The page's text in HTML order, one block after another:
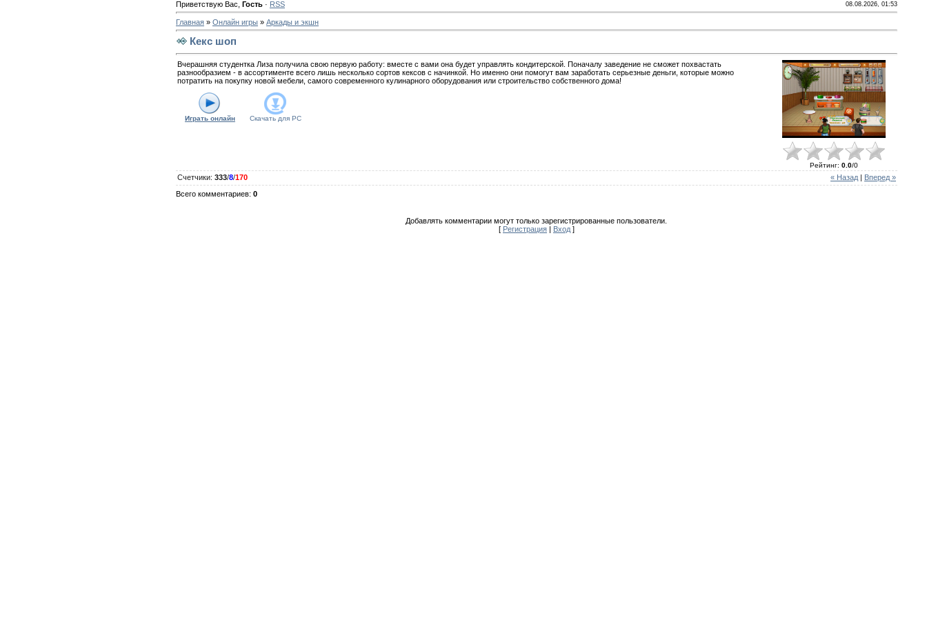
Приветствую Вас Гость· RSS 08.08.2026, 01:53
Главная» Онлайн игры» Аркады и экшн
Кекс шоп
Вчерашняя студентка Лиза получила свою первую работу: вместе с вами она будет управлять кондитерской. Поначалу заведение не сможет похвастать
разнообразием - в ассортименте всего лишь несколько сортов кексов с начинкой. Но именно они помогут вам заработать серьезные деньги, которые можно
потратить на покупку новой мебели, самого современного кулинарного оборудования или строительство собственного дома!
Играть онлайн Скачать дляPC
Рейтинг: 0.0/0
« Назад| Вперед »
Счетчики: 333/8/170
Всего комментариев: 0
Добавлять комментарии могут только зарегистрированные пользователи.
[ Регистрация| Вход]